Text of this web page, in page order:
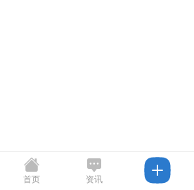
首页 资讯